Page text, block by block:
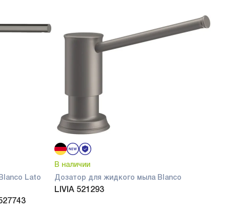
Lato
В наличии
Дозатор для жидкого мыла Blanco
LIVIA 521293